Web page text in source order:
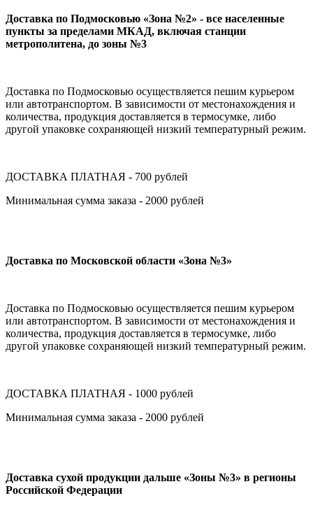
Доставка по Подмосковью «Зона №2» - все населенные
пункты за пределами МКАД, включая станции
метрополитена, до зоны №3
Доставка по Подмосковью осуществляется пешим курьером
или автотранспортом. В зависимости от местонахождения и
количества, продукция доставляется в термосумке, либо
другой упаковке сохраняющей низкий температурный режим.
ДОСТАВКА ПЛАТНАЯ - 700 рублей
Минимальная сумма заказа - 2000 рублей
Доставка по Московской области «Зона №3»
Доставка по Подмосковью осуществляется пешим курьером
или автотранспортом. В зависимости от местонахождения и
количества, продукция доставляется в термосумке, либо
другой упаковке сохраняющей низкий температурный режим.
ДОСТАВКА ПЛАТНАЯ - 1000 рублей
Минимальная сумма заказа - 2000 рублей
Доставка сухой продукции дальше «Зоны №3» в регионы
Российской Федерации